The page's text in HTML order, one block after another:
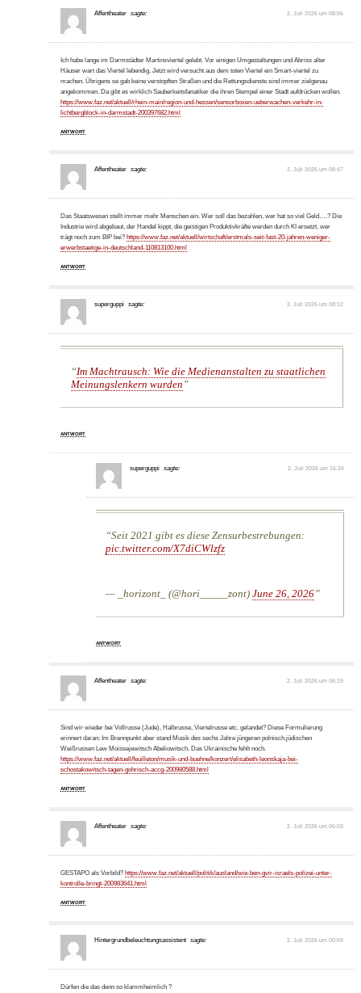
Affentheater sagte: 2. Juli 2026 um 08:56
Ich habe lange im Darmstädter Martinsviertel gelebt. Vor einigen Umgestaltungen und Abriss alter
Häuser wart das Viertel lebendig. Jetzt wird versucht aus dem toten Viertel ein Smart-viertel zu
machen. Übrigens se gab keine verstopften Straßen und die Rettungsdienste sind immer zielgenau
angekommen. Da gibt es wirklich Sauberkeitsfanatiker die ihren Stempel einer Stadt aufdrücken wollen.
https://www.faz.net/aktuell/rhein-main/region-und-hessen/sensorboxen-ueberwachen-verkehr-in-
lichtbergblock-in-darmstadt-200397682.html
ANTWORT
Affentheater sagte: 2. Juli 2026 um 08:47
Das Staatswesen stellt immer mehr Menschen ein. Wer soll das bezahlen, wer hat so viel Geld….? Die
Industrie wird abgebaut, der Handel kippt, die geistigen Produktivkräfte werden durch KI ersetzt, wer
trägt noch zum BIP bei? https://www.faz.net/aktuell/wirtschaft/erstmals-seit-fast-20-jahren-weniger-
erwerbstaetige-in-deutschland-110813100.html
ANTWORT
superguppi sagte: 2. Juli 2026 um 08:12
Im Machtrausch: Wie die Medienanstalten zu staatlichen
Meinungslenkern wurden
ANTWORT
superguppi sagte: 2. Juli 2026 um 15:34
Seit 2021 gibt es diese Zensurbestrebungen:
pic.twitter.com/X7diCWlzfz
— _horizont_ (@hori_____zont) June 26, 2026
ANTWORT
Affentheater sagte: 2. Juli 2026 um 06:19
Sind wir wieder bei Vollrusse (Jude), Halbrusse, Viertelrusse etc. gelandet? Diese Formulierung
erinnert daran: Im Brennpunkt aber stand Musik des sechs Jahre jüngeren polnisch.jüdischen
Weißrussen Lew Moissejewitsch Abeliowitsch. Das Ukrainische fehlt noch.
https://www.faz.net/aktuell/feuilleton/musik-und-buehne/konzert/elisabeth-leonskaja-bei-
schostakowitsch-tagen-gohrisch-accg-200980588.html
ANTWORT
Affentheater sagte: 2. Juli 2026 um 06:03
GESTAPO als Vorbild? https://www.faz.net/aktuell/politik/ausland/wie-ben-gvir-israels-polizei-unter-
kontrolle-bringt-200983641.html
ANTWORT
Hintergrundbeleuchtungsassistent sagte: 2. Juli 2026 um 00:59
Dürfen die das denn so klammheimlich ?